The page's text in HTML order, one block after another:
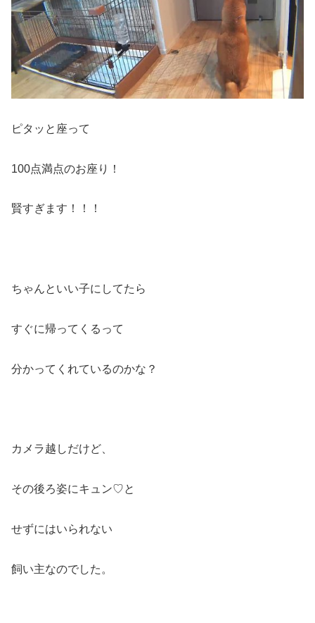
ピタッと座って
100点満点のお座り！
賢すぎます！！！
ちゃんといい子にしてたら
すぐに帰ってくるって
分かってくれているのかな？
カメラ越しだけど、
その後ろ姿にキュン♡と
せずにはいられない
飼い主なのでした。